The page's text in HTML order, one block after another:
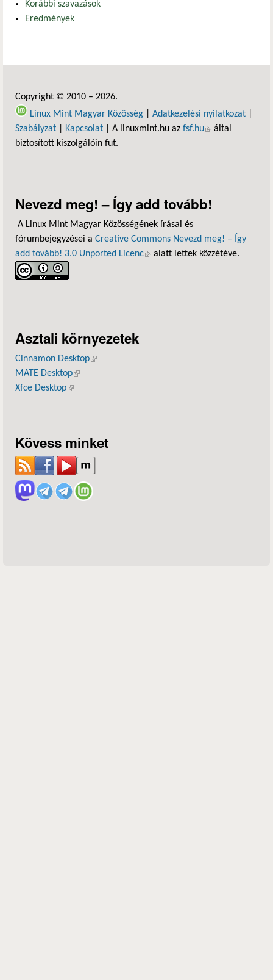
Korábbi szavazások
Eredmények
Copyright © 2010 – 2026.
Linux Mint Magyar Közösség
Adatkezelési nyilatkozat
Szabályzat
Kapcsolat | A linuxmint.hu az fsf.hu(külső hivatkozás)
által
biztosított kiszolgálóin fut.
Nevezd meg! – Így add tovább!
A Linux Mint Magyar Közösségének írásai és
fórumbejegyzései a Creative Commons Nevezd meg! – Így
add tovább! 3.0 Unported Licenc(külső hivatkozás)
alatt lettek közzétéve.
Asztali környezetek
Cinnamon Desktop(külső hivatkozás)
MATE Desktop(külső hivatkozás)
Xfce Desktop(külső hivatkozás)
Kövess minket